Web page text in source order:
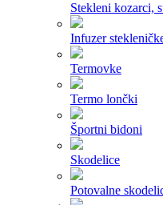
Stekleni kozarci,
Infuzer
Termovke
Termo lončki
Športni bidoni
Skodelice
Potovalne